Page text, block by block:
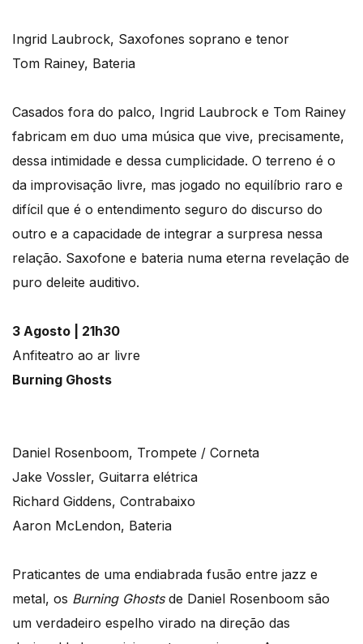
Ingrid Laubrock, Saxofones soprano e tenor
Tom Rainey, Bateria
Casados fora do palco, Ingrid Laubrock e Tom Rainey
fabricam em duo uma música que vive, precisamente,
dessa intimidade e dessa cumplicidade. O terreno é o
da improvisação livre, mas jogado no equilíbrio raro e
difícil que é o entendimento seguro do discurso do
outro e a capacidade de integrar a surpresa nessa
relação. Saxofone e bateria numa eterna revelação de
puro deleite auditivo.
3 Agosto | 21h30
Anfiteatro ao ar livre
Burning Ghosts
Daniel Rosenboom, Trompete / Corneta
Jake Vossler, Guitarra elétrica
Richard Giddens, Contrabaixo
Aaron McLendon, Bateria
Praticantes de uma endiabrada fusão entre jazz e
metal, os Burning Ghostsde Daniel Rosenboom são
um verdadeiro espelho virado na direção das